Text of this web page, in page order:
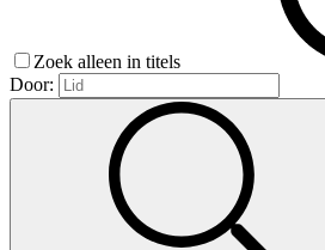
Zoek alleen in titels
Door: